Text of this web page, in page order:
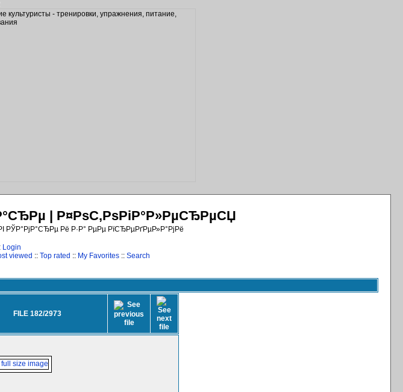
| Р¤РѕС‚РѕРіР°Р»РµСЂРµСЏ
РЎР°РјР°СЂРµ Рё Р·Р° РµРµ РїСЂРµРґРµР»Р°РјРё
Login
viewed :: Top rated :: My Favorites :: Search
FILE 182/2973